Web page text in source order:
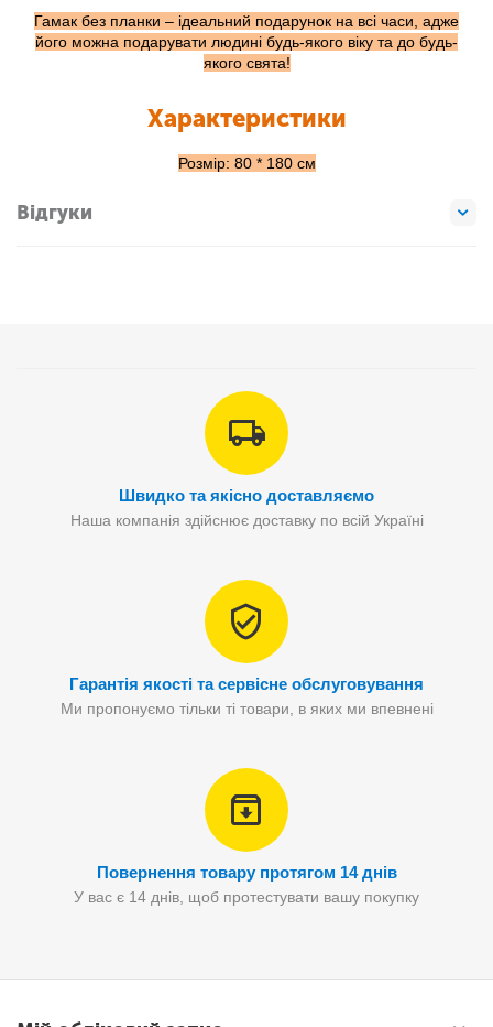
Гамак без планки – ідеальний подарунок на всі часи, адже
його можна подарувати людині будь-якого віку та до будь-
якого свята!
Характеристики
Розмір: 80 * 180 см
Відгуки
Швидко та якісно доставляємо
Наша компанія здійснює доставку по всій Україні
Гарантія якості та сервісне обслуговування
Ми пропонуємо тільки ті товари, в яких ми впевнені
Повернення товару протягом 14 днів
У вас є 14 днів, щоб протестувати вашу покупку